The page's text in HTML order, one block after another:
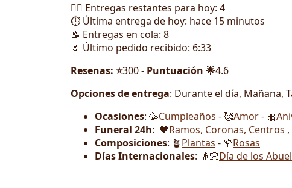
🏃‍♂️ Entregas restantes para hoy: 4
⏱️ Última entrega de hoy: hace 15 minutos
📝 Entregas en cola: 8
🌷 Último pedido recibido: 6:33
Resenas: ⭐300 - Puntuación 🌟4.6
Opciones de entrega: Durante el día, Mañana,
Ocasiones: 🥳Cumpleaños - 🥰Amor- 🎀
Funeral 24h: 🖤Ramos, Coronas, Centros
Composiciones: 🪴Plantas - 🌹Rosas
Días Internacionales: 👴🏻Día de los